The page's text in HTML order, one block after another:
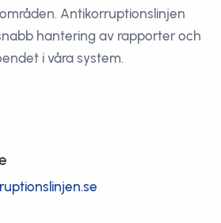
Antikorruptionslinjen
hantering av rapporter och
i våra system.